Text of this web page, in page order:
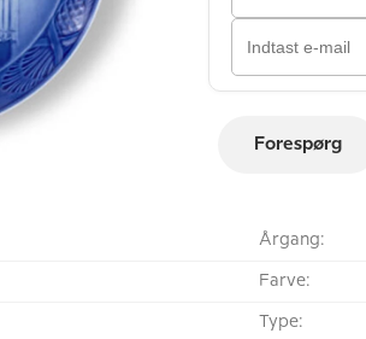
Forespørg
Årgang:
Farve:
Type: